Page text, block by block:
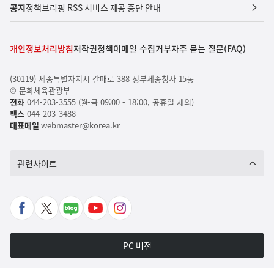
공지정책브리핑 RSS 서비스 제공 중단 안내
개인정보처리방침저작권정책이메일 수집거부자주 묻는 질문(FAQ)
(30119) 세종특별자치시 갈매로 388 정부세종청사 15동
© 문화체육관광부
전화044-203-3555 (월-금 09:00 - 18:00, 공휴일 제외)
팩스044-203-3488
대표메일 webmaster@korea.kr
관련사이트
페
북
X
가
네
포
유
바
인
타
그
PC 버전